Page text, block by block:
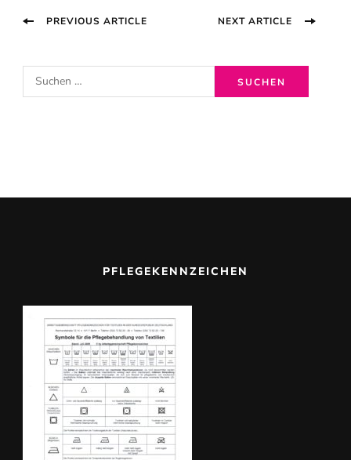
PostPREVIOUS ARTICLE NEXT ARTICLE
u
n
PFLEGEKENNZEICHEN